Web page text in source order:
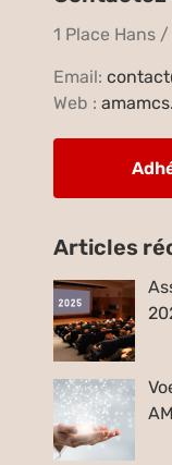
1 Place Hans
Email:
Web :
Articles